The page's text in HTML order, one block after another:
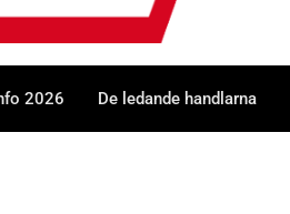
2026 De ledande handlarna